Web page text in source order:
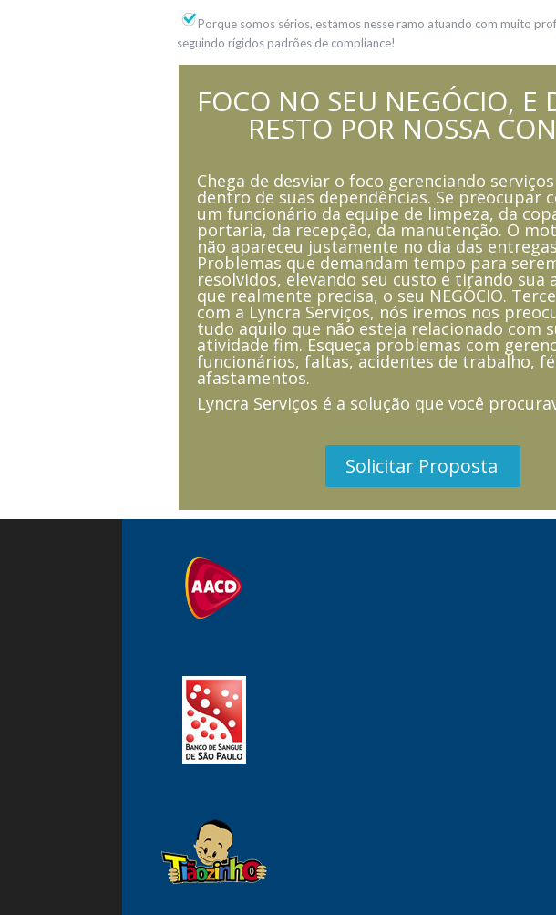
Porque somos sérios, estamos nesse ramo atuando com muito
seguindo rígidos padrões de compliance!
FOCO NO SEU NEGÓCIO, E
RESTO POR NOSSA
Chega de desviar o foco gerenciando
dentro de suas dependências. Se preocupar
um funcionário da equipe de limpeza, da
portaria, da recepção, da manutenção. O
não apareceu justamente no dia das
Problemas que demandam tempo para
resolvidos, elevando seu custo e tirando sua
que realmente precisa, o seu NEGÓCIO.
com a Lyncra Serviços, nós iremos nos
tudo aquilo que não esteja relacionado com
atividade fim. Esqueça problemas com
funcionários, faltas, acidentes de trabalho,
afastamentos.
Lyncra Serviços é a solução que você
Solicitar Proposta